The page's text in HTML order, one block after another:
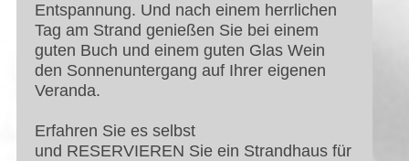
Entspannung. Und nach einem herrlichen
Tag am Strand genießen Sie bei einem
guten Buch und einem guten Glas Wein
den Sonnenuntergang auf Ihrer eigenen
Veranda.
Erfahren Sie es selbst
und RESERVIEREN Sie ein Strandhaus für